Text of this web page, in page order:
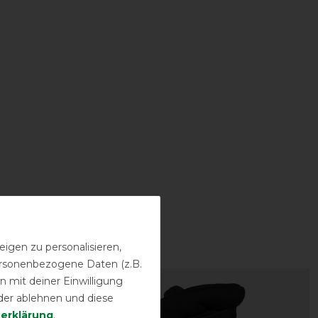
-10%
zu personalisieren,
Daten (z.B.
mit deiner Einwilligung
ablehnen und diese
.